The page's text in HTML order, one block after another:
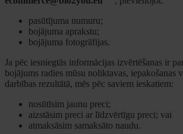
pasūtījuma numuru;
bojājuma aprakstu;
bojājuma fotogrāfijas.
Ja pēc iesniegtās informācijas izvērtēšanas ir
bojājums radies mūsu noliktavas, iepakošanas
darbības rezultātā, mēs pēc saviem ieskatiem:
nosūtīsim jaunu preci;
aizstāsim preci ar līdzvērtīgu preci; vai
atmaksāsim samaksāto naudu.